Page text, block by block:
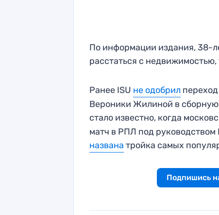
По информации издания, 38-
расстаться с
Ранее ISU не одобрил
Вероники Жилиной в
стало известно, когда
матч в РПЛ под
названа тройка самых
Подпишись